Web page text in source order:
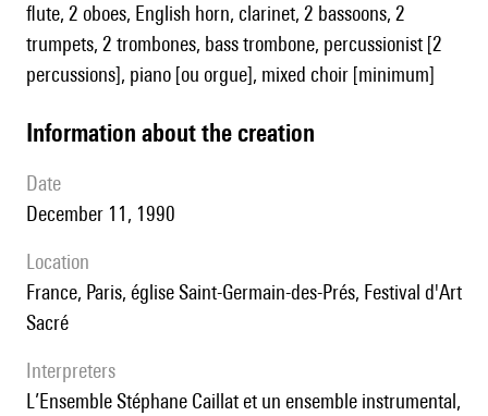
flute, 2 oboes, English horn, clarinet, 2 bassoons, 2
trumpets, 2 trombones, bass trombone, percussionist [2
percussions], piano [ou orgue], mixed choir [minimum]
information about the creation
date
December 11, 1990
location
France, Paris, église Saint-Germain-des-Prés, Festival d'Art
Sacré
interpreters
l’Ensemble Stéphane Caillat et un ensemble instrumental,